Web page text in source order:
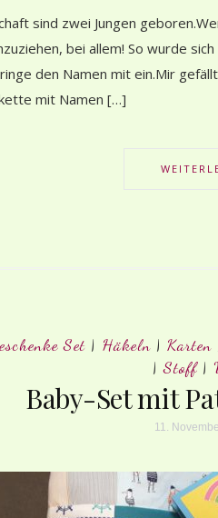
sind zwei Jungen
bei allem! So wurde
den Namen mit ein.Mir
mit Namen […]
Set | Häkeln | Karten
|Stoff|
Baby-Set mit
11.